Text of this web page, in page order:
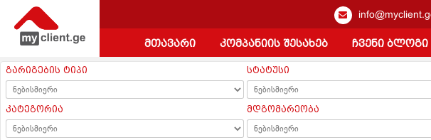
მთავარი კომპანიის შესახებ ჩვენი ბლოგი
გარიგების ტიპი სტატუსი
კატეგორია მდგომარეობა